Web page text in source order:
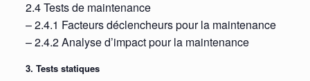
2.4 Tests de maintenance
– 2.4.1 Facteurs déclencheurs pour la maintenance
– 2.4.2 Analyse d’impact pour la maintenance
3. Tests statiques